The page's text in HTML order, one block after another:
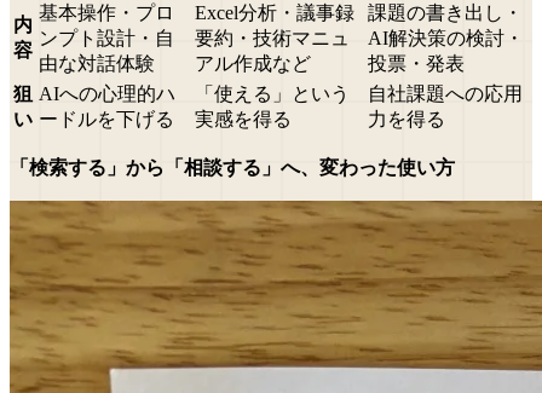
内
容
基本操作・プロ
ンプト設計・自
由な対話体験
Excel分析・議事録
要約・技術マニュ
アル作成など
課題の書き出し・
AI解決策の検討・
投票・発表
狙
い
AIへの心理的ハ
ードルを下げる
「使える」という
実感を得る
自社課題への応用
力を得る
「検索する」から「相談する」へ、変わった使い方